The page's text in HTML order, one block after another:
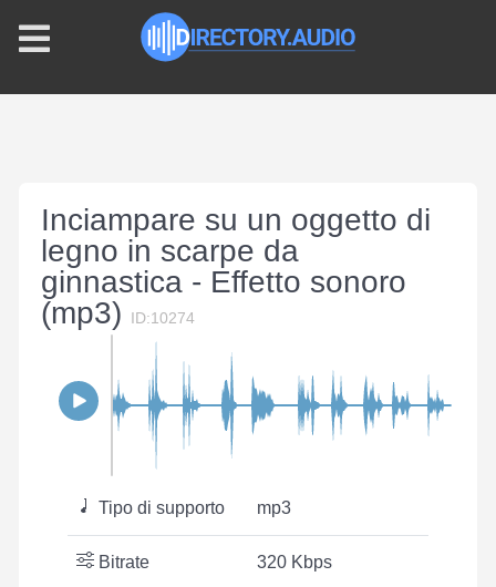
Inciampare su un oggetto di
legno in scarpe da
ginnastica - Effetto sonoro
(mp3)
ID:10274
Tipo di supporto mp3
Bitrate 320 Kbps